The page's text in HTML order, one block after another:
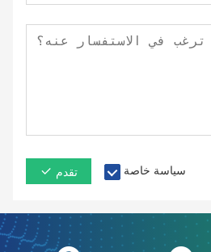
تقدم سياسة خاصة